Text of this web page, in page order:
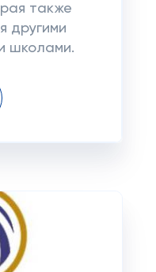
также
другими
школами.